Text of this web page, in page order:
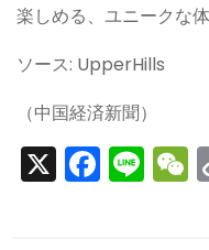
楽しめる、ユニークな
ソース: UpperHills
（中国経済新聞）
X F
a
Li
n e